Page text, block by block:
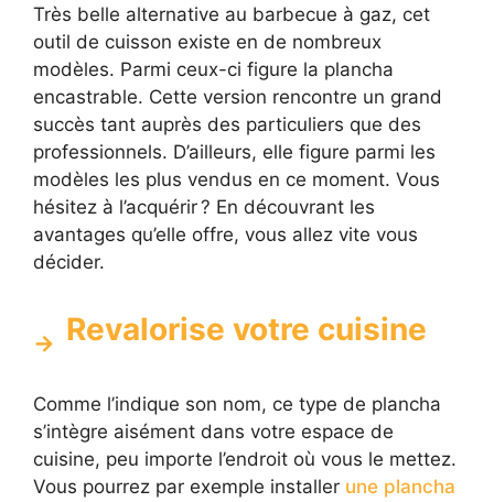
Très belle alternative au barbecue à gaz, cet
outil de cuisson existe en de nombreux
modèles. Parmi ceux-ci figure la plancha
encastrable. Cette version rencontre un grand
succès tant auprès des particuliers que des
professionnels. D’ailleurs, elle figure parmi les
modèles les plus vendus en ce moment. Vous
hésitez à l’acquérir ? En découvrant les
avantages qu’elle offre, vous allez vite vous
décider.
Revalorise votre cuisine
Comme l’indique son nom, ce type de plancha
s’intègre aisément dans votre espace de
cuisine, peu importe l’endroit où vous le mettez.
Vous pourrez par exemple installer une plancha